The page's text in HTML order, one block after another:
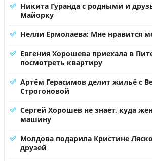
Никита Гуранда с родными и
Майорку
Нелли Ермолаева: Мне нравится
Евгения Хорошева приехала в
посмотреть квартиру
Артём Герасимов делит жильё с
Строгоновой
Сергей Хорошев не знает, куда
машину
Молдова подарила Кристине
друзей